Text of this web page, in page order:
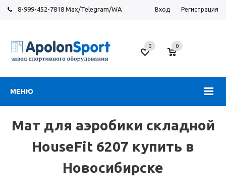
8-999-452-7818 Max/Telegram/WA Вход Регистрация
МЕНЮ
Новосибирск
ул.
0
0
Мат для аэробики складной
HouseFit 6207 купить в
Новосибирске